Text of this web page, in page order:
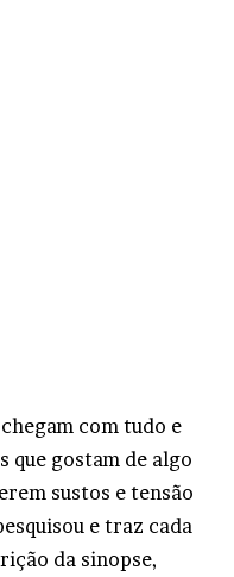
com tudo e
que gostam de algo
sustos e tensão
e traz cada
da sinopse,